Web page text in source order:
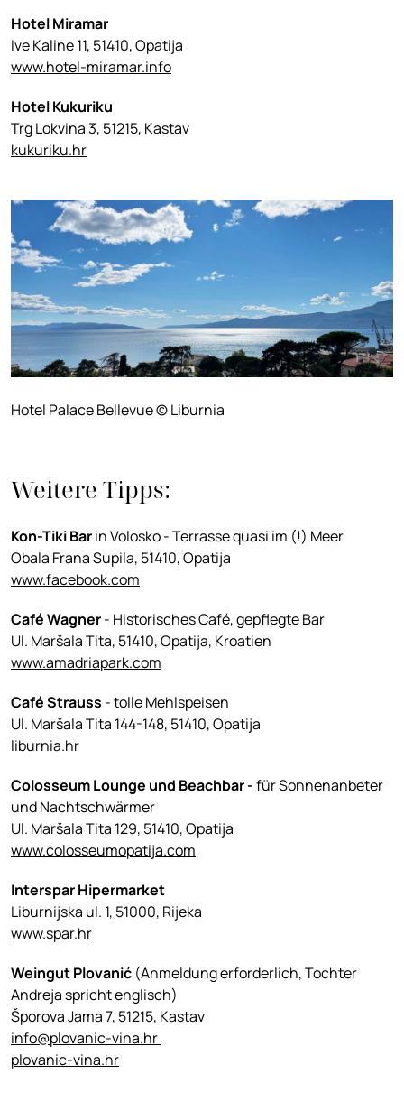
Hotel Miramar
Ive Kaline 11, 51410, Opatija
www.hotel-miramar.info
Hotel Kukuriku
Trg Lokvina 3, 51215, Kastav
kukuriku.hr
Hotel Palace Bellevue © Liburnia
Weitere Tipps:
Kon-Tiki Barin Volosko - Terrasse quasi im (!) Meer
Obala Frana Supila, 51410, Opatija
www.facebook.com
Café Wagner- Historisches Café, gepflegte Bar
Ul. Maršala Tita, 51410, Opatija, Kroatien
www.amadriapark.com
Café Strauss - tolle Mehlspeisen
Ul. Maršala Tita 144-148, 51410, Opatija
liburnia.hr
Colosseum Lounge und Beachbar -für Sonnenanbeter
und Nachtschwärmer
Ul. Maršala Tita 129, 51410, Opatija
www.colosseumopatija.com
Interspar Hipermarket
Liburnijska ul. 1, 51000, Rijeka
www.spar.hr
Weingut Plovanić (Anmeldung erforderlich, Tochter
Andreja spricht englisch)
Šporova Jama 7, 51215, Kastav
info@plovanic-vina.hr
plovanic-vina.hr